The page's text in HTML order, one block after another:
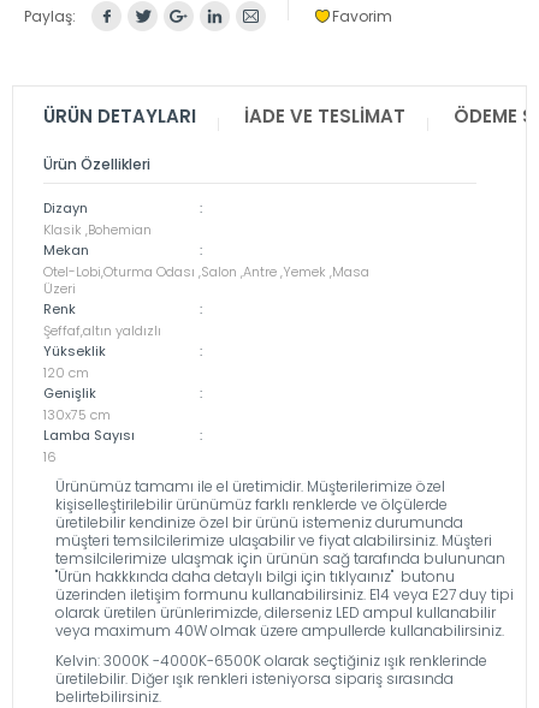
Paylaş: Favorim
ÜRÜN DETAYLARI İADE VE TESLIMAT ÖDEME
Ürün Özellikleri
Dizayn
:
Klasik ,Bohemian
Mekan
:
Otel-Lobi,Oturma Odası ,Salon ,Antre ,Yemek ,Masa
Üzeri
Renk
:
Şeffaf,altın yaldızlı
Yükseklik
:
120 cm
Genişlik
:
130x75 cm
Lamba Sayısı
:
16
Ürünümüz tamamı ile el üretimidir. Müşterilerimize özel
kişiselleştirilebilir ürünümüz farklı renklerde ve ölçülerde
üretilebilir kendinize özel bir ürünü istemeniz durumunda
müşteri temsilcilerimize ulaşabilir ve fiyat alabilirsiniz. Müşteri
temsilcilerimize ulaşmak için ürünün sağ tarafında bulununan
''Ürün hakkkında daha detaylı bilgi için tıklyaınız'' butonu
üzerinden iletişim formunu kullanabilirsiniz. E14 veya E27 duy tipi
olarak üretilen ürünlerimizde, dilerseniz LED ampul kullanabilir
veya maximum 40W olmak üzere ampullerde kullanabilirsiniz.
Kelvin: 3000K -4000K-6500K olarak seçtiğiniz ışık renklerinde
üretilebilir. Diğer ışık renkleri isteniyorsa sipariş sırasında
belirtebilirsiniz.